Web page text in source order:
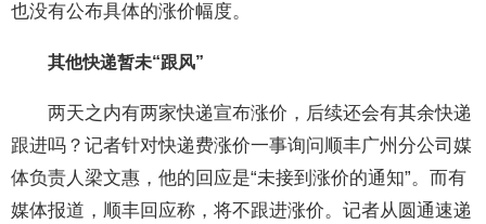
也没有公布具体的涨价幅度。
其他快递暂未“跟风”
两天之内有两家快递宣布涨价，后续还会有其余快递
跟进吗？记者针对快递费涨价一事询问顺丰广州分公司媒
体负责人梁文惠，他的回应是“未接到涨价的通知”。而有
媒体报道，顺丰回应称，将不跟进涨价。记者从圆通速递